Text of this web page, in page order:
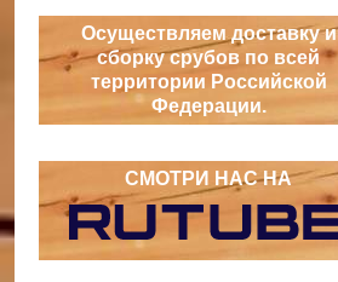
Осуществляем доставку и
сборку срубов по всей
территории Российской
Федерации.
СМОТРИ НАС НА